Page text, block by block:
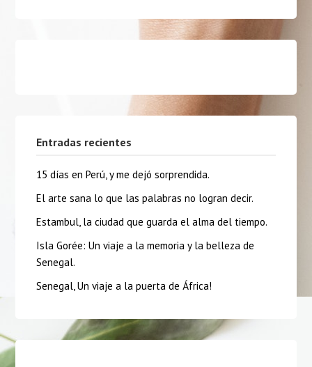
Entradas recientes
15 días en Perú, y me dejó sorprendida.
El arte sana lo que las palabras no logran decir.
Estambul, la ciudad que guarda el alma del tiempo.
Isla Gorée: Un viaje a la memoria y la belleza de
Senegal.
Senegal, Un viaje a la puerta de África!